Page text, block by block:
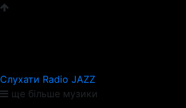
Слухати Radio JAZZ
ще більше музики